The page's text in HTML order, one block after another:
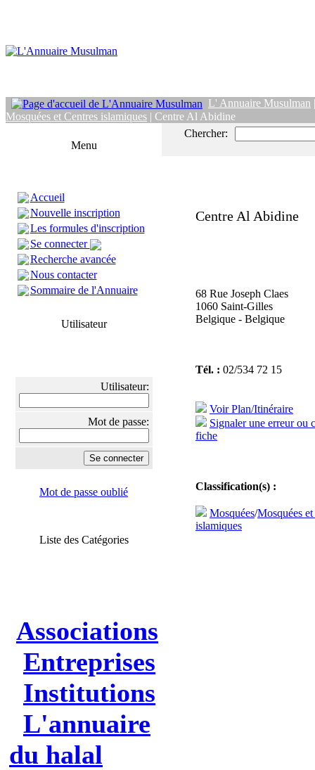
L' Annuaire Musulman
Mosquées et Centres islamiques | Centre Al Abidine
Menu
Accueil
Nouvelle inscription
Les formules d'inscription
Se connecter
Recherche avancée
Nous contacter
Sommaire de l'Annuaire
Utilisateur
Utilisateur:
Mot de passe:
Mot de passe oublié
Liste des Catégories
Associations
Entreprises
Institutions
L'annuaire
du halal
Chercher:
Centre Al Abidine
68 Rue Joseph Claes
1060 Saint-Gilles
Belgique - Belgique
Tél. : 02/534 72 15
Voir Plan/Itinéraire
Signaler une erreur ou
fiche
Classification(s) :
Mosquées/Mosquées
islamiques